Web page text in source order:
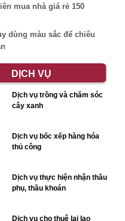
mua nhà giá rẻ 150
dùng màu sắc để chiêu
DỊCH VỤ
Dịch vụ trồng và chăm sóc
cây xanh
Dịch vụ bốc xếp hàng hóa
thủ công
Dịch vụ thực hiện nhận thầu
phụ, thầu khoán
Dịch vụ cho thuê lại lao